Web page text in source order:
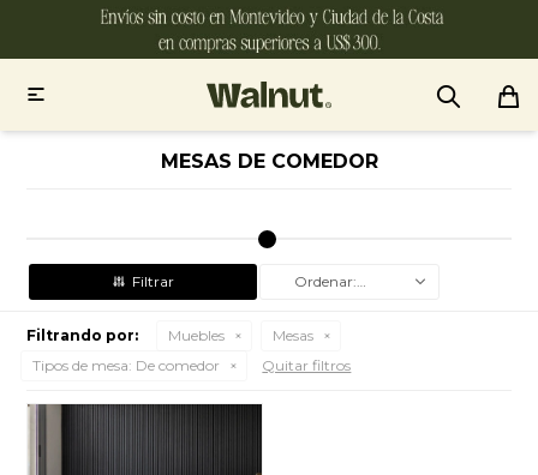

MESAS DE COMEDOR
Recomendados
Filtrando por: Muebles
Mesas
Tipos de mesa: De comedor Quitar filtros